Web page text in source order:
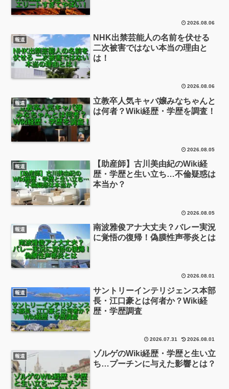
2026.08.06
報道
NHK出禁芸能人の名前を伏せる
二次被害ではない本当の理由と
は！
2026.08.06
報道
立教卒人気キャバ嬢みなちゃんと
は何者？Wiki経歴・学歴を調査！
2026.08.05
報道
【助産師】古川美由紀のWiki経
歴・学歴と生い立ち…不倫疑惑は
本当か？
2026.08.05
報道
南波雅俊アナ大丈夫？バレー実況
に覚悟の復帰！偽膜性声帯炎とは
2026.08.01
報道
サントリーインテリジェンス本部
長・江口豪とは何者か？Wiki経
歴・学歴調査
2026.07.31 2026.08.01
報道
ゾルゲのWiki経歴・学歴と生い立
ち…プーチンに与えた影響とは？